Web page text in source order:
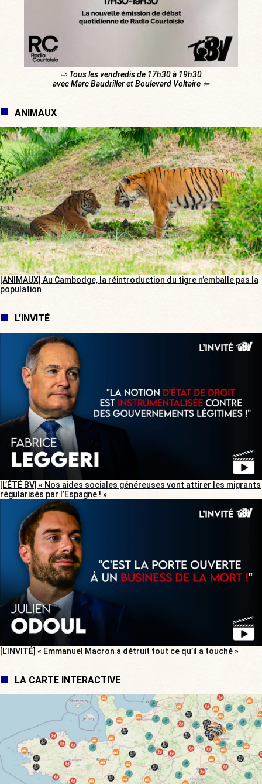
⇨ Tous les vendredis de 17h30 à 19h30
avec Marc Baudriller et Boulevard Voltaire ⇦
ANIMAUX
[ANIMAUX] Au Cambodge, la réintroduction du tigre n’emballe pas la
population
L'INVITÉ
[L’ÉTÉ BV] « Nos aides sociales généreuses vont attirer les migrants
régularisés par l’Espagne ! »
[L’INVITÉ] « Emmanuel Macron a détruit tout ce qu’il a touché »
LA CARTE INTERACTIVE